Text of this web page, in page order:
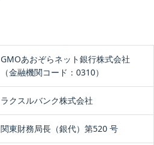
GMOあおぞらネット銀行株式会社
（金融機関コード：0310）
ラクスルバンク株式会社
関東財務局長（銀代）第520 号